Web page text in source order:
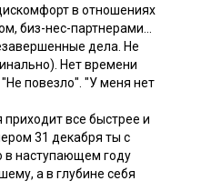
в отношениях
биз-нес-партнерами...
дела. Не
Нет времени
повезло". "У меня нет
все быстрее и
31 декабря ты с
наступающем году
а в глубине себя